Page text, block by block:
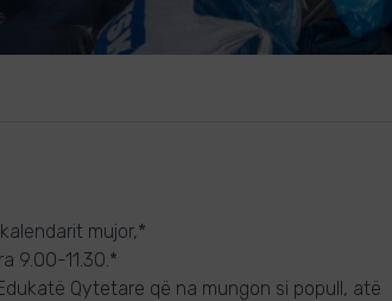
mujor,*
9.00-11.30.*
Qytetare që na mungon si popull, atë